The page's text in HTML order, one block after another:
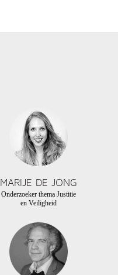
MARIJE DE JONG
Onderzoeker thema Justitie
en Veiligheid